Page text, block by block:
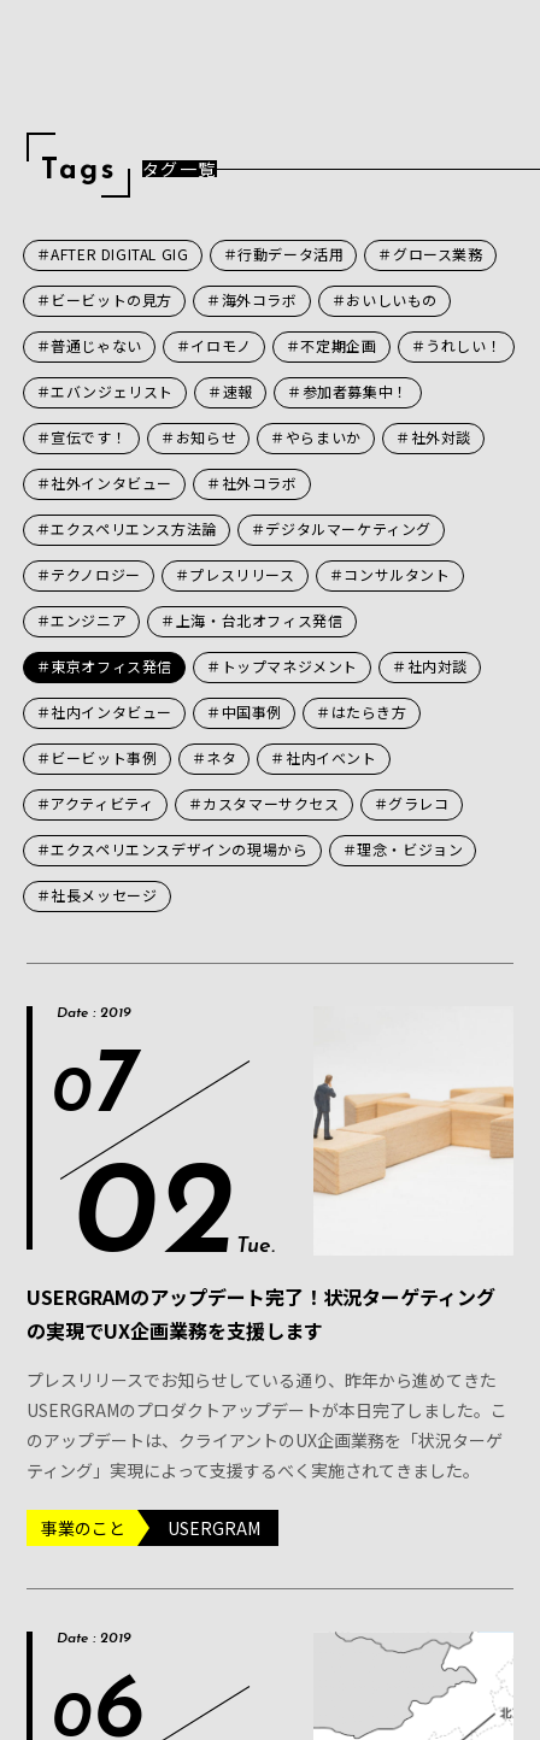
T a gs タグ一覧
＃AFTER DIGITAL GIG ＃行動データ活用 ＃グロース業務
＃ビービットの見方 ＃海外コラボ ＃おいしいもの
＃普通じゃない ＃イロモノ ＃不定期企画 ＃うれしい！
＃エバンジェリスト ＃速報 ＃参加者募集中！
＃宣伝です！ ＃お知らせ ＃やらまいか ＃社外対談
＃社外インタビュー ＃社外コラボ
＃エクスペリエンス方法論 ＃デジタルマーケティング
＃テクノロジー ＃プレスリリース ＃コンサルタント
＃エンジニア ＃上海・台北オフィス発信
＃東京オフィス発信 ＃トップマネジメント ＃社内対談
＃社内インタビュー ＃中国事例 ＃はたらき方
＃ビービット事例 ＃ネタ ＃社内イベント
＃アクティビティ ＃カスタマーサクセス ＃グラレコ
＃エクスペリエンスデザインの現場から ＃理念・ビジョン
＃社長メッセージ
Date : 2019
07
02 Tue.
USERGRAMのアップデート完了！状況ターゲティング
の実現でUX企画業務を支援します
プレスリリースでお知らせしている通り、昨年から進めてきた
USERGRAMのプロダクトアップデートが本日完了しました。こ
のアップデートは、クライアントのUX企画業務を「状況ターゲ
ティング」実現によって支援するべく実施されてきました。
事業のこと USERGRAM
Date : 2019
06